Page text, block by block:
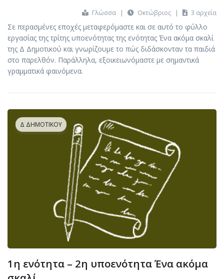
Γλώσσα | Οκτώβριος | 3 αρχεία
Σε περασμένες εποχές μεταφερόμαστε και σε αυτό το φύλλο
εργασίας της τρίτης υποενότητας της ενότητας Ένα ακόμα σκαλί
της Δ Δημοτικού και γνωρίζουμε το πώς διδάσκονταν τα παιδιά
στο παρελθόν. Παράλληλα, εξοικειωνόμαστε με σημαντικά
γραμματικά φαινόμενα.
Δ ΔΗΜΟΤΙΚΟΎ
1η ενότητα – 2η υποενότητα Ένα ακόμα